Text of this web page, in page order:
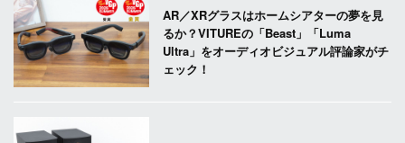
AR／XRグラスはホームシアターの夢を見
るか？VITUREの「Beast」「Luma
Ultra」をオーディオビジュアル評論家がチ
ェック！